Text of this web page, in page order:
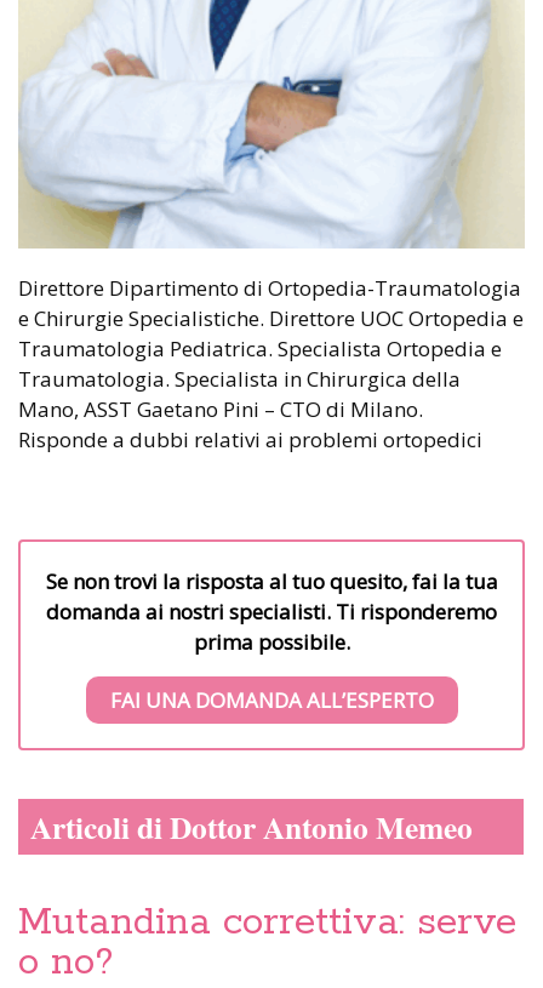
Direttore Dipartimento di Ortopedia-Traumatologia
e Chirurgie Specialistiche. Direttore UOC Ortopedia e
Traumatologia Pediatrica. Specialista Ortopedia e
Traumatologia. Specialista in Chirurgica della
Mano, ASST Gaetano Pini – CTO di Milano.
Risponde a dubbi relativi ai problemi ortopedici
Se non trovi la risposta al tuo quesito, fai la tua
domanda ai nostri specialisti. Ti risponderemo
prima possibile.
FAI UNA DOMANDA ALL’ESPERTO
Articoli di Dottor Antonio Memeo
Mutandina correttiva: serve
o no?